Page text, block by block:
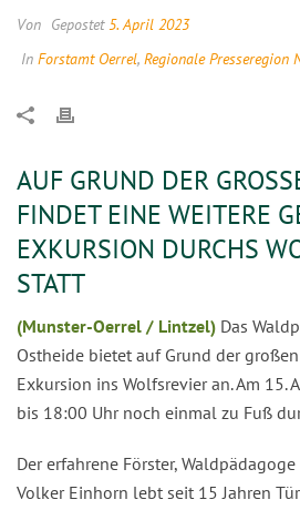
Von Gepostet5. April 2023
In Forstamt Oerrel, Regionale Presseregion
AUF GRUND DER
INDET EINE WEITERE
XKURSION DURCHS
TATT
(Munster-Oerrel / Lintzel) Das
Ostheide bietet auf Grund der
Exkursion ins Wolfsrevier an. Am 15.
bis 18:00 Uhr noch einmal zu Fuß
Der erfahrene Förster,
Volker Einhorn lebt seit 15 Jahren